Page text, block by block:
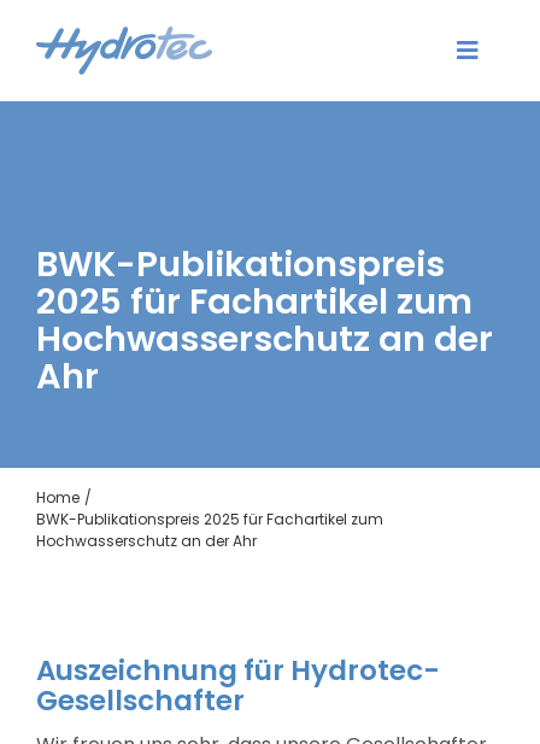
Inhalt
springen
Toggle
Software
Karriere
Kontakt
Login
BWK-Publikationspreis
2025 für Fachartikel zum
Hochwasserschutz an der
Ahr
Home
BWK-Publikationspreis 2025 für Fachartikel zum
Hochwasserschutz an der Ahr
Auszeichnung für Hydrotec-
Gesellschafter